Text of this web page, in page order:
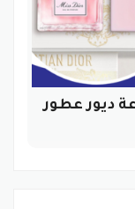
ديور عطور